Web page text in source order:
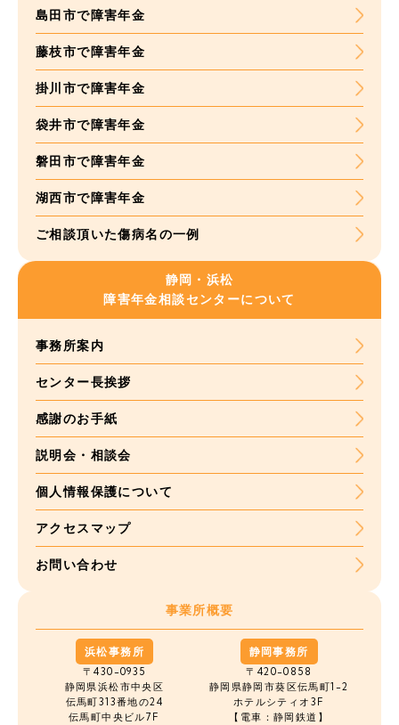
島田市で障害年金
藤枝市で障害年金
掛川市で障害年金
袋井市で障害年金
磐田市で障害年金
湖西市で障害年金
ご相談頂いた傷病名の一例
静岡・浜松
障害年金相談センターについて
事務所案内
センター長挨拶
感謝のお手紙
説明会・相談会
個人情報保護について
アクセスマップ
お問い合わせ
事業所概要
浜松事務所
〒430-0935
静岡県浜松市中央区
伝馬町313番地の24
伝馬町中央ビル7F
静岡事務所
〒420-0858
静岡県静岡市葵区伝馬町1-2
ホテルシティオ3F
【電車：静岡鉄道】